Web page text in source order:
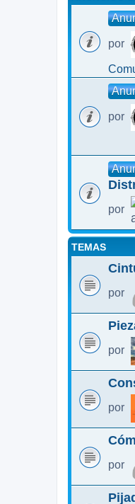
por
por
por
TEMAS
por
por
por
por